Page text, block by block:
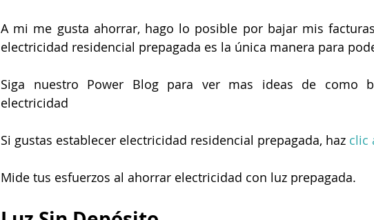
A mi me gusta ahorrar, hago lo posible por bajar mis
electricidad residencial prepagada es la única manera para
Siga nuestro Power Blog para ver mas ideas de como
electricidad
Si gustas establecer electricidad residencial prepagada, haz clic
Mide tus esfuerzos al ahorrar electricidad con luz prepagada.